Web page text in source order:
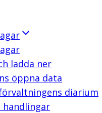
ladda ner
öppna data
diarium
handlingar